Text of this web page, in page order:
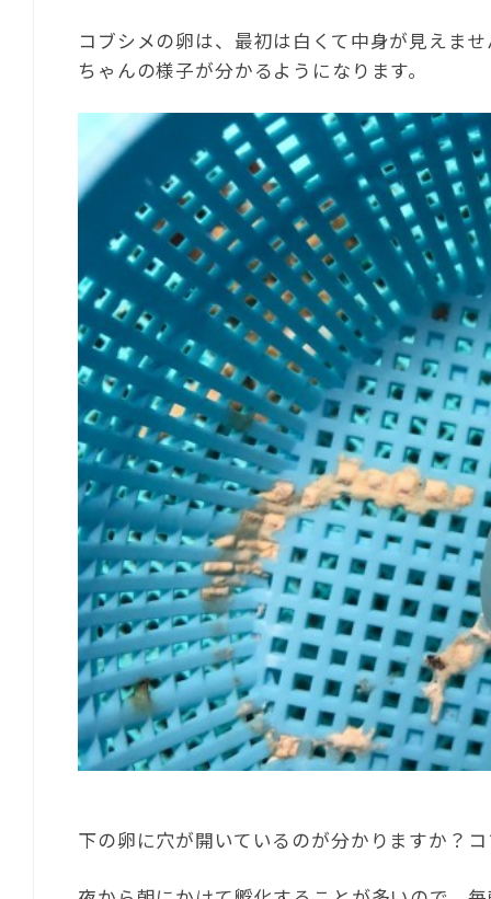
コブシメの卵は、最初は白くて中身が見えま
ちゃんの様子が分かるようになります。
下の卵に穴が開いているのが分かりますか？